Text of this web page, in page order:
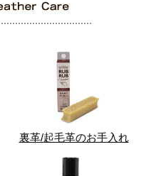
裏革/起毛革のお手入れ